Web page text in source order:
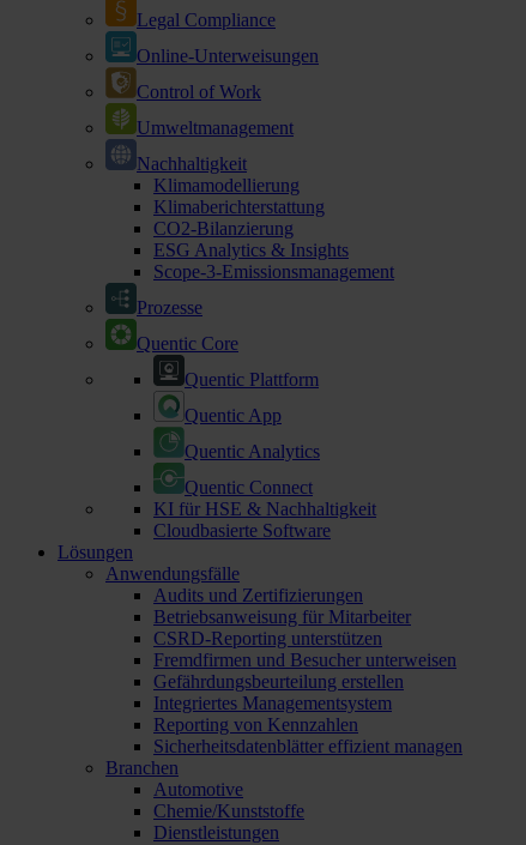
Legal Compliance
Online-Unterweisungen
Control of Work
Umweltmanagement
Nachhaltigkeit
Klimamodellierung
Klimaberichterstattung
CO2-Bilanzierung
ESG Analytics & Insights
Scope-3-Emissionsmanagement
Prozesse
Quentic Core
Quentic Plattform
Quentic App
Quentic Analytics
Quentic Connect
KI für HSE & Nachhaltigkeit
Cloudbasierte Software
Lösungen
Anwendungsfälle
Audits und Zertifizierungen
Betriebsanweisung für Mitarbeiter
CSRD-Reporting unterstützen
Fremdfirmen und Besucher unterweisen
Gefährdungsbeurteilung erstellen
Integriertes Managementsystem
Reporting von Kennzahlen
Sicherheitsdatenblätter effizient managen
Branchen
Automotive
Chemie/Kunststoffe
Dienstleistungen